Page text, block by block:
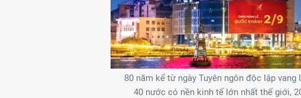
80 năm kể từ ngày Tuyên ngôn độc lập
40 nước có nền kinh tế lớn nhất thế giới,